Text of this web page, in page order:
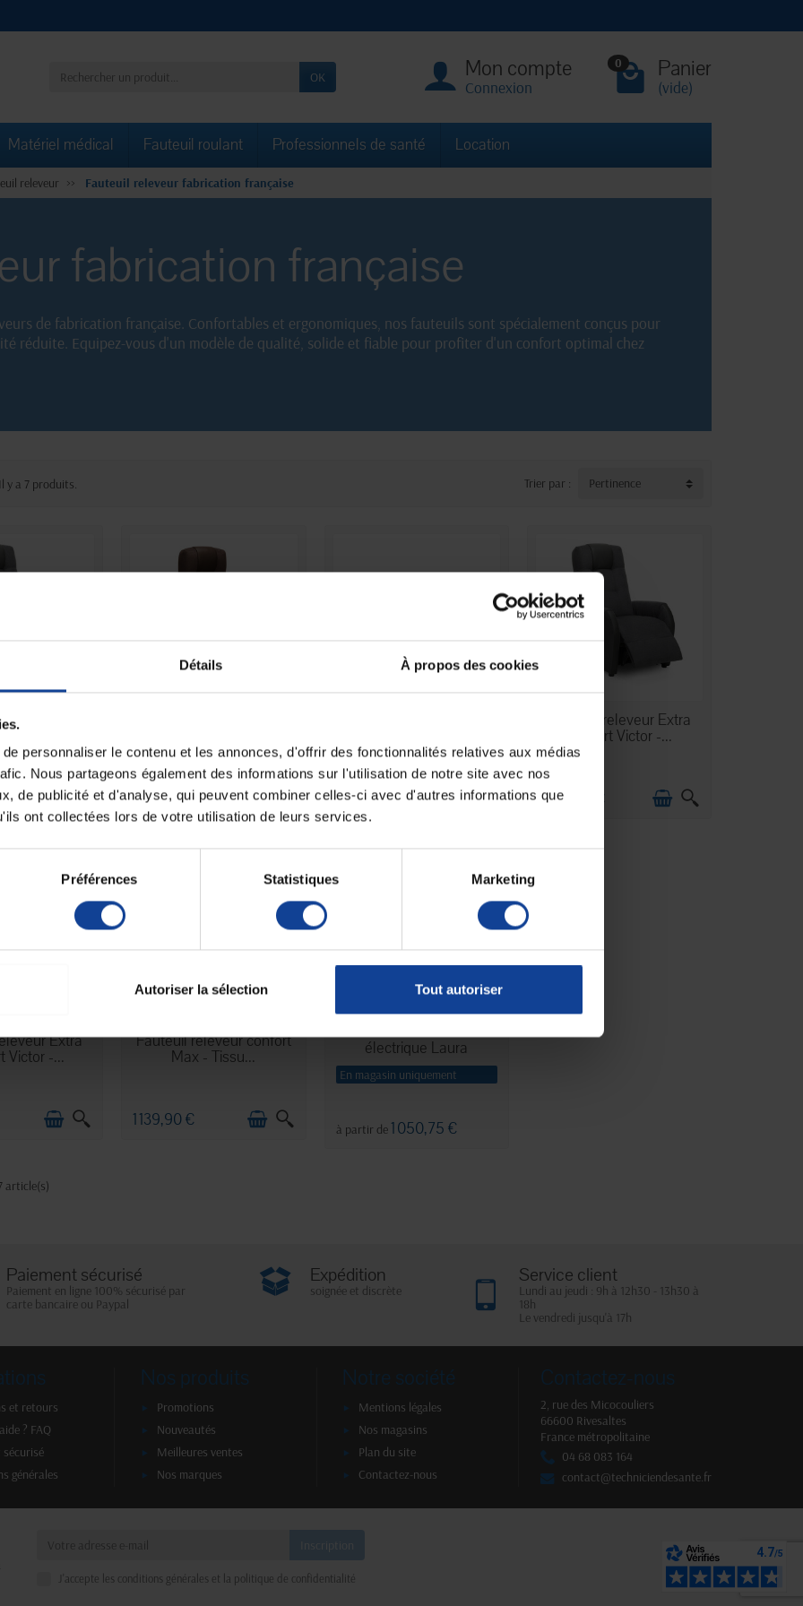
Détails À propos des cookies
personnaliser le contenu et les annonces, d'offrir des fonctionnalités relatives aux médias
Nous partageons également des informations sur l'utilisation de notre site avec nos
de publicité et d'analyse, qui peuvent combiner celles-ci avec d'autres informations que
ont collectées lors de votre utilisation de leurs services.
Préférences Statistiques Marketing
Autoriser la sélection Tout autoriser
OK Mon compte
Connexion
0 Panier
(vide)
Matériel médical Fauteuil roulant Professionnels de santé Location
releveur Fauteuil releveur fabrication française
fabrication française
de fabrication française. Confortables et ergonomiques, nos fauteuils sont spécialement conçus pour
réduite. Equipez-vous d'un modèle de qualité, solide et fiable pour profiter d'un confort optimal chez
Il y a 7 produits. Trier par : Pertinence
Extra
-...
1 099,90 € 1 099,90 €
STOCK LIMITÉ
Fauteuil releveur Extra
Confort Victor -...
1 309,90 €
Extra
Victor -...
EN STOCK
Fauteuil releveur confort
Max - Tissu...
1 139,90 €
Fauteuil releveur
électrique Laura
En magasin uniquement
à partir de 1 050,75 €
article(s)
Paiement sécurisé
Paiement en ligne 100% sécurisé par
carte bancaire ou Paypal
Expédition
soignée et discrète
Service client
Lundi au jeudi : 9h à 12h30 - 13h30 à
18h
Le vendredi jusqu'à 17h
et retours
? FAQ
sécurisé
générales
Nos produits
Promotions
Nouveautés
Meilleures ventes
Nos marques
Notre société
Mentions légales
Nos magasins
Plan du site
Contactez-nous
Contactez-nous
2, rue des Micocouliers
66600 Rivesaltes
France métropolitaine
04 68 083 164
contact@techniciendesante.fr
J'accepte les conditions générales et la politique de confidentialité